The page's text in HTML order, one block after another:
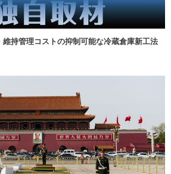
維持管理コストの抑制可能な冷蔵倉庫新工法